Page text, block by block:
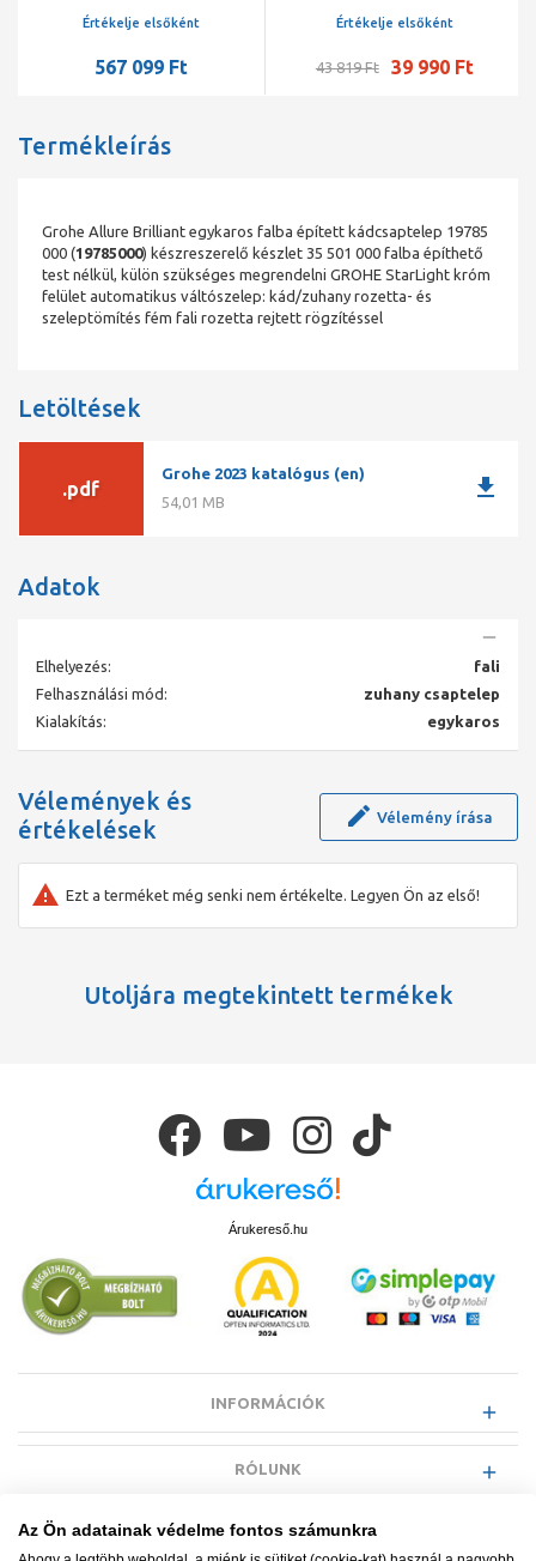
csaptelep kombináció
Értékelje elsőként
567 099 Ft
Értékelje elsőként
43 819 Ft 39 990 Ft
Termékleírás
Grohe Allure Brilliant egykaros falba épített kádcsaptelep 19785
000 (19785000) készreszerelő készlet 35 501 000 falba építhető
test nélkül, külön szükséges megrendelni GROHE StarLight króm
felület automatikus váltószelep: kád/zuhany rozetta- és
szeleptömítés fém fali rozetta rejtett rögzítéssel
Letöltések
.pdf
Grohe 2023 katalógus (en)
54,01 MB
download
Adatok
Elhelyezés:
fali
Felhasználási mód:
zuhany csaptelep
Kialakítás:
egykaros
Vélemények és
értékelések
Vélemény írása
Ezt a terméket még senki nem értékelte. Legyen Ön az első!
Utoljára megtekintett termékek
Árukereső.hu
INFORMÁCIÓK
RÓLUNK
EGYÉB INFORMÁCIÓK
Az Ön adatainak védelme fontos számunkra